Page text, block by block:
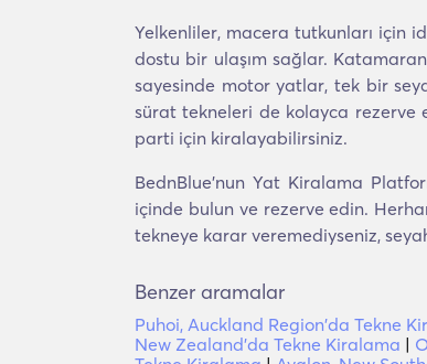
Yelkenliler, macera tutkunları için
dostu bir ulaşım sağlar.
sayesinde motor yatlar, tek bir
sürat tekneleri de kolayca rezerve
parti için kiralayabilirsiniz.
BednBlue'nun Yat Kiralama
içinde bulun ve rezerve edin.
tekneye karar veremediyseniz,
Benzer aramalar
Puhoi, Auckland Region'da Tekne
New Zealand'da Tekne Kiralama |